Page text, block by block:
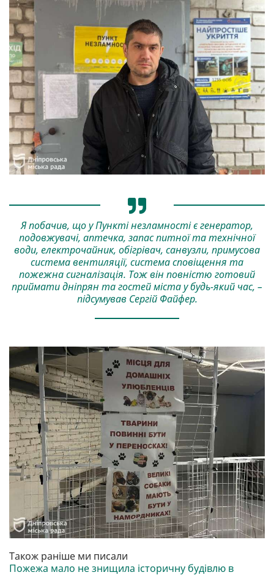
Я побачив, що у Пункті незламності є генератор,
подовжувачі, аптечка, запас питної та технічної
води, електрочайник, обігрівач, санвузли, примусова
система вентиляції, система сповіщення та
пожежна сигналізація. Тож він повністю готовий
приймати дніпрян та гостей міста у будь-який час, –
підсумував Сергій Файфер.
Також раніше ми писали
Пожежа мало не знищила історичну будівлю в